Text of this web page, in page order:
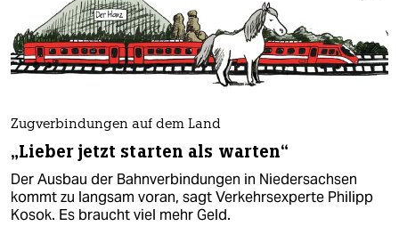
Zugverbindungen auf dem Land
„Lieber jetzt starten als warten“
Der Ausbau der Bahnverbindungen in Niedersachsen
kommt zu langsam voran, sagt Verkehrsexperte Philipp
Kosok. Es braucht viel mehr Geld.